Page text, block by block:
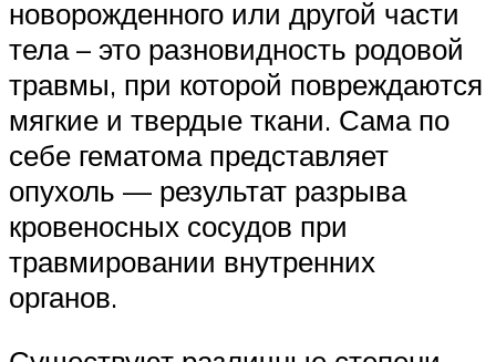
новорожденного или другой части
тела – это разновидность родовой
травмы, при которой повреждаются
мягкие и твердые ткани. Сама по
себе гематома представляет
опухоль — результат разрыва
кровеносных сосудов при
травмировании внутренних
органов.